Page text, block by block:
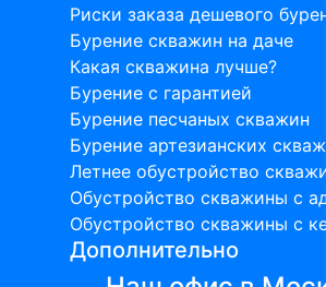
Риски заказа дешевого
Бурение скважин на даче
Какая скважина лучше?
Бурение с гарантией
Бурение песчаных скважин
Бурение артезианских
Летнее обустройство
Обустройство скважины с
Обустройство скважины с
Дополнительно